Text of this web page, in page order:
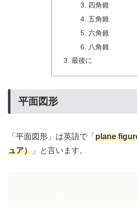
四角錐
五角錐
六角錐
八角錐
最後に
平面図形
「平面図形」は英語で「 plane
ュア） 」と言います。